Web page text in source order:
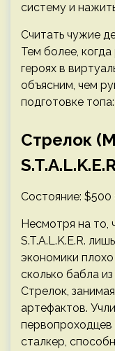
систему и
Считать чужие
Тем более,
героях в
объясним, чем
подготовке топа:
Стрелок
Состояние:
Несмотря на то,
S.T.A.L.K.E.R.
экономики
сколько бабла
Стрелок,
артефактов.
сталкер,